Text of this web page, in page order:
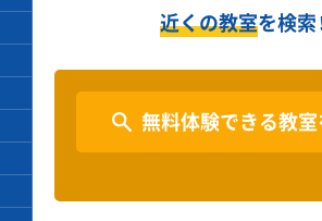
近くの教室を検索
無料体験できる教